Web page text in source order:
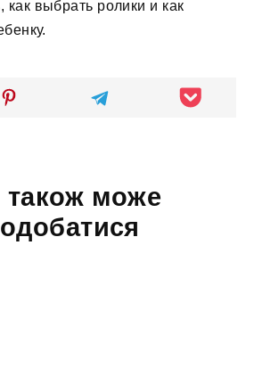
как выбрать ролики и как
може